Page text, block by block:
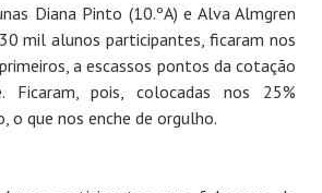
Diana Pinto (10.ºA) e Alva Almgren
mil alunos participantes, ficaram nos
a escassos pontos da cotação
Ficaram, pois, colocadas nos 25%
o que nos enche de orgulho.